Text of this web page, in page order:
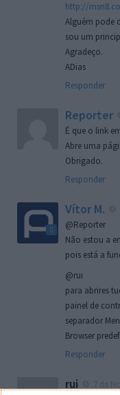
http://
Alguém pode
sou um
Agradeço.
ADias
Responder
Reporter
É que o link
Abre uma
Obrigado.
Responder
Vítor M.
@Reporter
Não estou a
pois está a
@rui
para abrires
painel de
separador
Browser
Responder
rui